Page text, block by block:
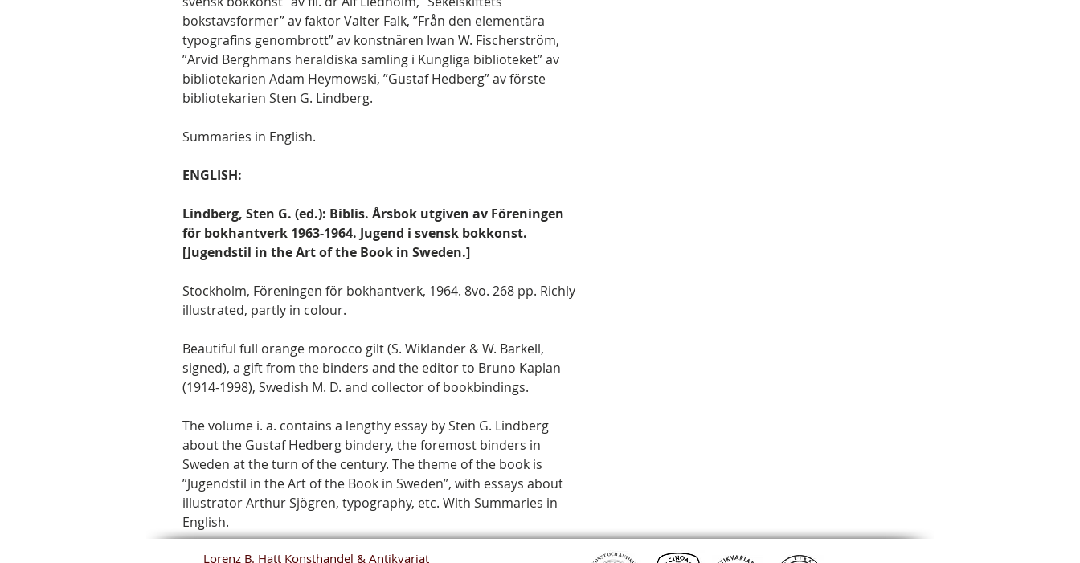
bokstavsformer” av faktor Valter Falk, ”Från den elementära
typografins genombrott” av konstnären Iwan W. Fischerström,
”Arvid Berghmans heraldiska samling i Kungliga biblioteket” av
bibliotekarien Adam Heymowski, ”Gustaf Hedberg” av förste
bibliotekarien Sten G. Lindberg.
Summaries in English.
ENGLISH:
Lindberg, Sten G. (ed.): Biblis. Årsbok utgiven av Föreningen
för bokhantverk 1963-1964. Jugend i svensk bokkonst.
[Jugendstil in the Art of the Book in Sweden.]
Stockholm, Föreningen för bokhantverk, 1964. 8vo. 268 pp. Richly
illustrated, partly in colour.
Beautiful full orange morocco gilt (S. Wiklander & W. Barkell,
signed), a gift from the binders and the editor to Bruno Kaplan
(1914-1998), Swedish M. D. and collector of bookbindings.
The volume i. a. contains a lengthy essay by Sten G. Lindberg
about the Gustaf Hedberg bindery, the foremost binders in
Sweden at the turn of the century. The theme of the book is
”Jugendstil in the Art of the Book in Sweden”, with essays about
illustrator Arthur Sjögren, typography, etc. With Summaries in
English.
Lorenz B. Hatt Konsthandel & Antikvariat